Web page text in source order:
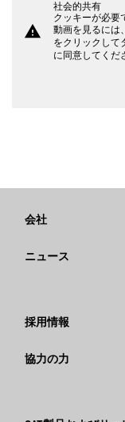
warning
社会的共有
クッキーが必要
動画を見るには
をクリックして
に同意してくだ
会社
行動規範
ニュース
メディア情報
採用情報
Caterpillar社を選ぶ
協力の力
サプライヤ